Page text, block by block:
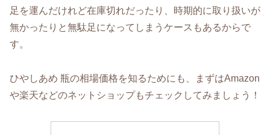
足を運んだけれど在庫切れだったり、時期的に取り扱いが
無かったりと無駄足になってしまうケースもあるからで
す。
ひやしあめ 瓶の相場価格を知るためにも、まずはAmazon
や楽天などのネットショップもチェックしてみましょう！